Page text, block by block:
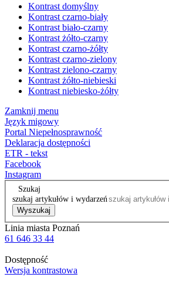
Kontrast domyślny
Kontrast czarno-biały
Kontrast biało-czarny
Kontrast żółto-czarny
Kontrast czarno-żółty
Kontrast czarno-zielony
Kontrast zielono-czarny
Kontrast żółto-niebieski
Kontrast niebiesko-żółty
Zamknij menu
Język migowy
Portal Niepełnosprawność
Deklaracja dostępności
ETR - tekst
Facebook
Instagram
Szukaj
szukaj artykułów i wydarzeń
Wyszukaj
Linia miasta Poznań
61 646 33 44
Dostępność
Wersja kontrastowa